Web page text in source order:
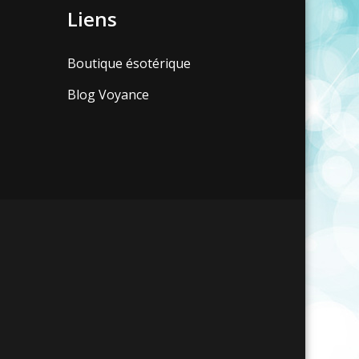
Liens
Boutique ésotérique
Blog Voyance